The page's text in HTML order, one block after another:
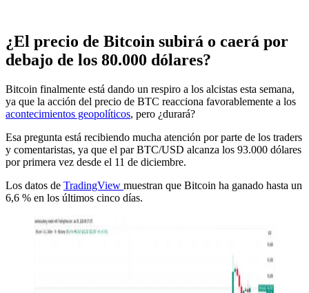
¿El precio de Bitcoin subirá o caerá por
debajo de los 80.000 dólares?
Bitcoin finalmente está dando un respiro a los alcistas esta semana,
ya que la acción del precio de BTC reacciona favorablemente a los
acontecimientos geopolíticos, pero ¿durará?
Esa pregunta está recibiendo mucha atención por parte de los traders
y comentaristas, ya que el par BTC/USD alcanza los 93.000 dólares
por primera vez desde el 11 de diciembre.
Los datos de TradingView muestran que Bitcoin ha ganado hasta un
6,6 % en los últimos cinco días.